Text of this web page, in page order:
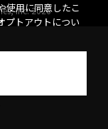
Inc. 2026
使用に同意したこ
プトアウトについ